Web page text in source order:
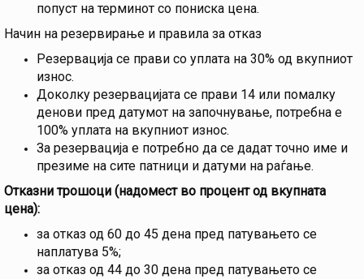
попуст на терминот со пониска цена.
Начин на резервирање и правила за отказ
Резервација се прави со уплата на 30% од вкупниот
износ.
Доколку резервацијата се прави 14 или помалку
денови пред датумот на започнување, потребна е
100% уплата на вкупниот износ.
За резервација е потребно да се дадат точно име и
презиме на сите патници и датуми на раѓање.
Отказни трошоци (надомест во процент од вкупната
цена):
за отказ од 60 до 45 дена пред патувањето се
наплатува 5%;
за отказ од 44 до 30 дена пред патувањето се